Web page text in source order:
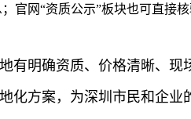
官网“资质公示”板块也可直接
明确资质、价格清晰、现
化方案，为深圳市民和企业